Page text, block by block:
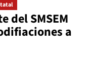
del SMSEM
a